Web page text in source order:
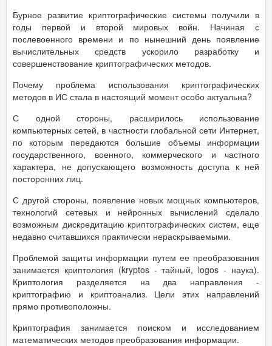
Бурное развитие криптографические системы получили в
годы первой и второй мировых войн. Начиная с
послевоенного времени и по нынешний день появление
вычислительных средств ускорило разработку и
совершенствование криптографических методов.
Почему проблема использования криптографических
методов в ИС стала в настоящий момент особо актуальна?
С одной стороны, расширилось использование
компьютерных сетей, в частности глобальной сети Интернет,
по которым передаются большие объемы информации
государственного, военного, коммерческого и частного
характера, не допускающего возможность доступа к ней
посторонних лиц.
С другой стороны, появление новых мощных компьютеров,
технологий сетевых и нейронных вычислений сделало
возможным дискредитацию криптографических систем, еще
недавно считавшихся практически нераскрываемыми.
Проблемой защиты информации путем ее преобразования
занимается криптология (kryptos - тайный, logos - наука).
Криптология разделяется на два направления -
криптографию и криптоанализ. Цели этих направлений
прямо противоположны.
Криптография занимается поиском и исследованием
математических методов преобразования информации.